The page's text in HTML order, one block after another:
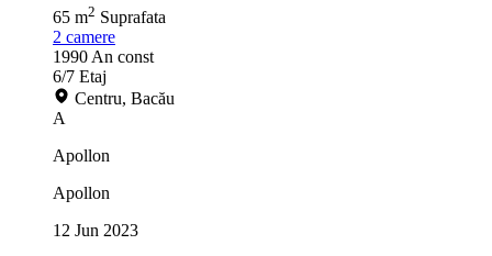
65 m2 Suprafata
2 camere
1990 An const
6/7 Etaj
Centru, Bacău
A
Apollon
Apollon
12 Jun 2023